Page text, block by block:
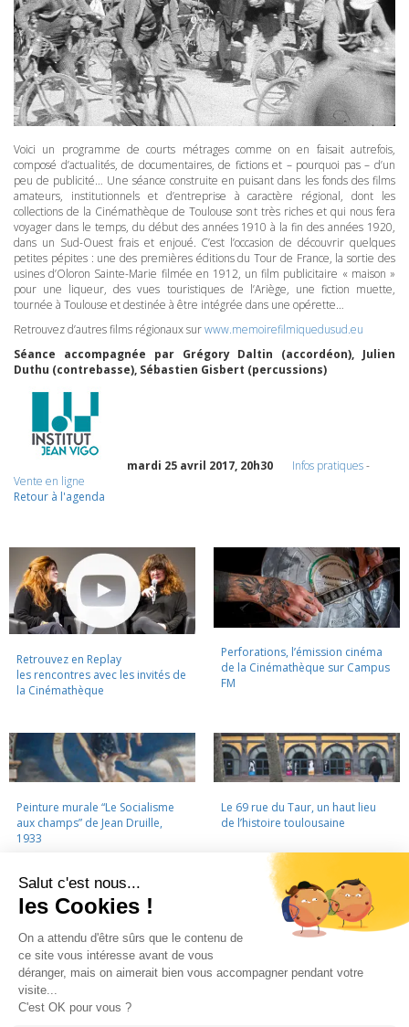
Voici un programme de courts métrages comme on en faisait autrefois,
composé d’actualités, de documentaires, de fictions et – pourquoi pas – d’un
peu de publicité… Une séance construite en puisant dans les fonds des films
amateurs, institutionnels et d’entreprise à caractère régional, dont les
collections de la Cinémathèque de Toulouse sont très riches et qui nous fera
voyager dans le temps, du début des années 1910 à la fin des années 1920,
dans un Sud-Ouest frais et enjoué. C’est l’occasion de découvrir quelques
petites pépites : une des premières éditions du Tour de France, la sortie des
usines d’Oloron Sainte-Marie filmée en 1912, un film publicitaire « maison »
pour une liqueur, des vues touristiques de l’Ariège, une fiction muette,
tournée à Toulouse et destinée à être intégrée dans une opérette…
Retrouvez d’autres films régionaux surwww.memoirefilmiquedusud.eu
Séance accompagnée par Grégory Daltin (accordéon), Julien
Duthu (contrebasse), Sébastien Gisbert (percussions)
mardi 25 avril 2017, 20h30 Infos pratiques-
Vente en ligne
Retour à l'agenda
Retrouvez en Replay
les rencontres avec les invités de
la Cinémathèque
Perforations, l’émission cinéma
de la Cinémathèque sur Campus
FM
Peinture murale “Le Socialisme
aux champs” de Jean Druille,
1933
Le 69 rue du Taur, un haut lieu
de l’histoire toulousaine
LA CINÉMATHÈQUE · CONTACTS · LETTRE D'INFORMATION ·
MENTIONS LÉGALES